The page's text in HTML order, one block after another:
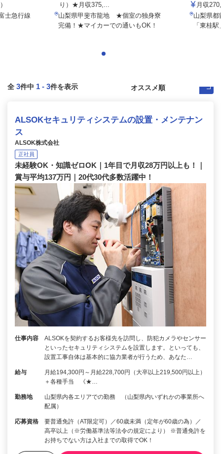
士急行線
り）★月収375,...
山梨県甲斐市龍地 ★個室の独身寮
完備！★マイカーでの通いもOK！
月収
山梨県都
「東桂
全 3件中 1 - 3件を表示
ALSOKセキュリティシステムの設置・メンテナン
ス
ALSOK株式会社
正社員
未経験OK・知識ゼロOK｜1年目で月収28万円以上も！｜
賞与平均137万円｜20代30代多数活躍中！
仕事内容
ALSOKを契約するお客様先を訪問し、防犯カメラやセンサー
といったセキュリティシステムを設置します。といっても、
設置工事自体は基本的に協力業者が行うため、あなた…
給与
月給194,300円～月給228,700円（大卒以上219,500円以上）
＋各種手当 《★…
勤務地
山梨県内各エリアでの勤務 （山梨県内いずれかの事業所へ
配属）
応募資格
要普通免許（AT限定可）／60歳未満（定年が60歳の為）／
高卒以上（※労働基準法等法令の規定により） ※普通免許を
お持ちでない方は入社までの取得でOK！